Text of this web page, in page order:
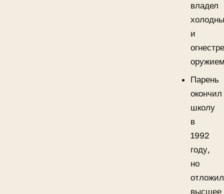
владел
и
Парень
окончил
школу
в
1992
году,
но
отложил
высшее